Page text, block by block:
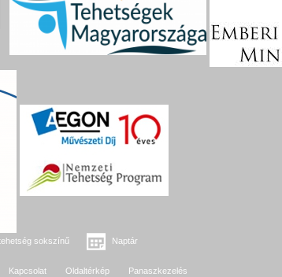
sokszínű Naptár
Kapcsolat Oldaltérkép Panaszkezelés